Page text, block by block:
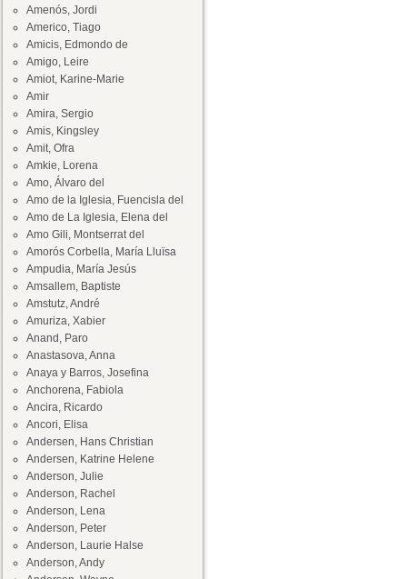
Amenós, Jordi
Americo, Tiago
Amicis, Edmondo de
Amigo, Leire
Amiot, Karine-Marie
Amir
Amira, Sergio
Amis, Kingsley
Amit, Ofra
Amkie, Lorena
Amo, Álvaro del
Amo de la Iglesia, Fuencisla del
Amo de La Iglesia, Elena del
Amo Gili, Montserrat del
Amorós Corbella, María Lluïsa
Ampudia, María Jesús
Amsallem, Baptiste
Amstutz, André
Amuriza, Xabier
Anand, Paro
Anastasova, Anna
Anaya y Barros, Josefina
Anchorena, Fabiola
Ancira, Ricardo
Ancori, Elisa
Andersen, Hans Christian
Andersen, Katrine Helene
Anderson, Julie
Anderson, Rachel
Anderson, Lena
Anderson, Peter
Anderson, Laurie Halse
Anderson, Andy